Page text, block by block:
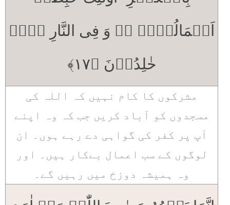
اَعۡمَالُہُمۡ ۚۖ وَ فِی النَّارِ ہُمۡ
خٰلِدُوۡنَ ﴿۱۷﴾
مشرکوں کا کام نہیں کہ اللہ کی
مسجدوں کو آباد کریں جب کہ وہ اپنے
آپ پر کفر کی گواہی دے رہے ہوں۔ ان
لوگوں کے سب اعمال بےکار ہیں۔ اور
وہ ہمیشہ دوزخ میں رہیں گے۔